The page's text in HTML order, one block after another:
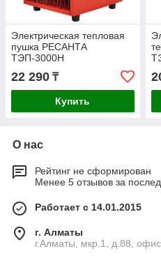
Электрическая тепловая
пушка РЕСАНТА
ТЭП-3000Н
22 290 ₸
Купить
О нас
Рейтинг не сформирован
Менее 5 отзывов за
Работает с 14.01.2015
г. Алматы
г.Алматы, мкр.1, д.88,